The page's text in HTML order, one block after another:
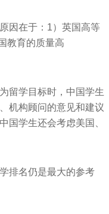
因在于：1）英国高等
教育的质量高
留学目标时，中国学生
机构顾问的意见和建议
国学生还会考虑美国、
排名仍是最大的参考